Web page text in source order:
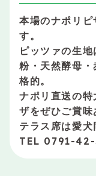
本場のナポリ
す。
ピッツァの生
粉・天然酵母
格的。
ナポリ直送の
ザをぜひご賞味
テラス席は愛
TEL 0791-